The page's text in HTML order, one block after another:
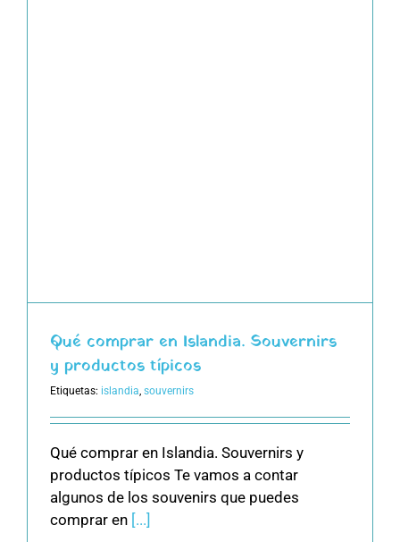
Qué comprar en Islandia. Souvernirs
y productos típicos
Etiquetas: islandia, souvernirs
Qué comprar en Islandia. Souvernirs y
productos típicos Te vamos a contar
algunos de los souvenirs que puedes
comprar en [...]